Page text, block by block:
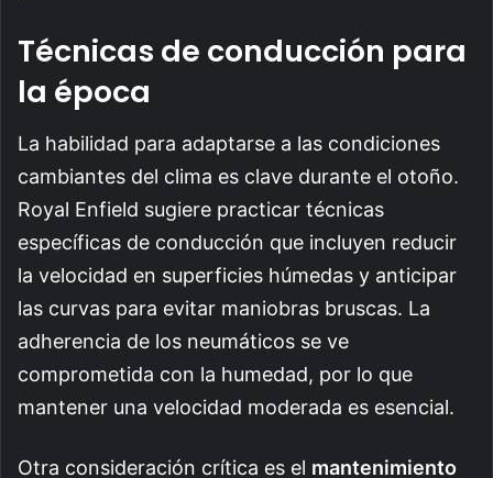
Técnicas de conducción para
la época
La habilidad para adaptarse a las condiciones
cambiantes del clima es clave durante el otoño.
Royal Enfield sugiere practicar técnicas
específicas de conducción que incluyen reducir
la velocidad en superficies húmedas y anticipar
las curvas para evitar maniobras bruscas. La
adherencia de los neumáticos se ve
comprometida con la humedad, por lo que
mantener una velocidad moderada es esencial.
Otra consideración crítica es el mantenimiento